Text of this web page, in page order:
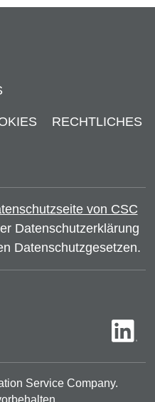
RECHTLICHES
von CSC
Datenschutzerklärung
Datenschutzgesetzen.
Service Company.